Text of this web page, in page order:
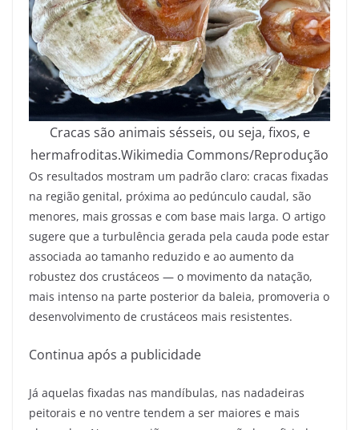
Cracas são animais sésseis, ou seja, fixos, e
hermafroditas.Wikimedia Commons/Reprodução
Os resultados mostram um padrão claro: cracas fixadas
na região genital, próxima ao pedúnculo caudal, são
menores, mais grossas e com base mais larga. O artigo
sugere que a turbulência gerada pela cauda pode estar
associada ao tamanho reduzido e ao aumento da
robustez dos crustáceos — o movimento da natação,
mais intenso na parte posterior da baleia, promoveria o
desenvolvimento de crustáceos mais resistentes.
Continua após a publicidade
Já aquelas fixadas nas mandíbulas, nas nadadeiras
peitorais e no ventre tendem a ser maiores e mais